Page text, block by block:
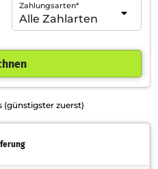
Zahlungsarten*
(günstigster zuerst)